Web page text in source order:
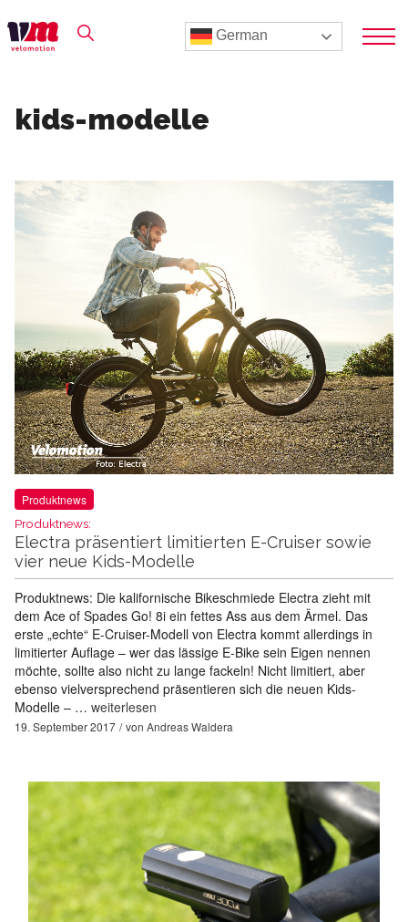
German
kids-modelle
Produktnews
Produktnews:
Electra präsentiert limitierten E-Cruiser sowie
vier neue Kids-Modelle
Produktnews: Die kalifornische Bikeschmiede Electra zieht mit
dem Ace of Spades Go! 8i ein fettes Ass aus dem Ärmel. Das
erste „echte“ E-Cruiser-Modell von Electra kommt allerdings in
limitierter Auflage – wer das lässige E-Bike sein Eigen nennen
möchte, sollte also nicht zu lange fackeln! Nicht limitiert, aber
ebenso vielversprechend präsentieren sich die neuen Kids-
Modelle – … weiterlesen
19. September 2017 von Andreas Waldera